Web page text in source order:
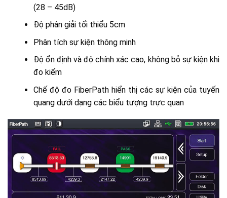
(28 – 45dB)
Độ phân giải tối thiểu 5cm
Phân tích sự kiện thông minh
Độ ổn định và độ chính xác cao, không bỏ sự kiện khi
đo kiểm
Chế độ đo FiberPath hiển thị các sự kiện của tuyến
quang dưới dạng các biểu tượng trực quan